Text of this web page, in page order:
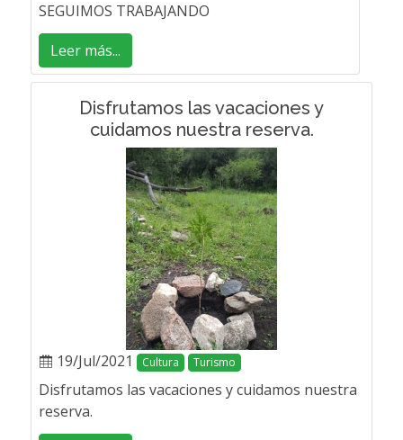
SEGUIMOS TRABAJANDO
Leer más...
Disfrutamos las vacaciones y
cuidamos nuestra reserva.
19/Jul/2021 Cultura Turismo
Disfrutamos las vacaciones y cuidamos nuestra
reserva.